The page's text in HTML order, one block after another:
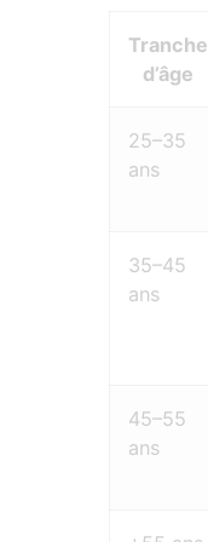
Tranche
d’âge
25–35
ans
35–45
ans
45–55
ans